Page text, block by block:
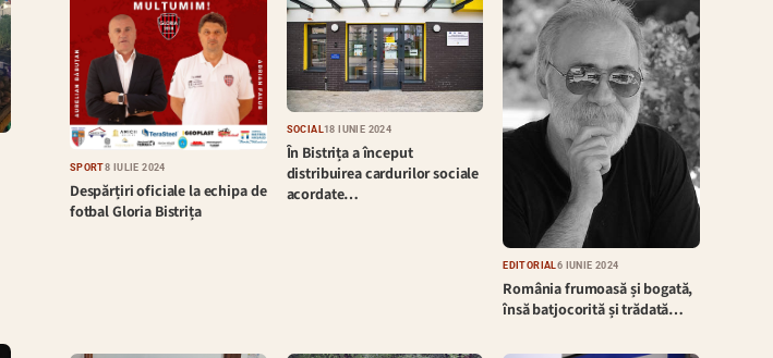
SPORT8 IULIE 2024
Despărțiri oficiale la echipa de
fotbal Gloria Bistrița
SOCIAL 18 IUNIE 2024
În Bistrița a început
distribuirea cardurilor sociale
acordate…
EDITORIAL 6 IUNIE 2024
România frumoasă și bogată,
însă batjocorită și trădată…